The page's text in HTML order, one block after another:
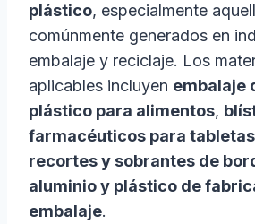
plástico, especialmente
comúnmente generados en
embalaje y reciclaje. Los
aplicables incluyen embalaje
plástico para alimentos,
farmacéuticos para
recortes y sobrantes de
aluminio y plástico de
embalaje.